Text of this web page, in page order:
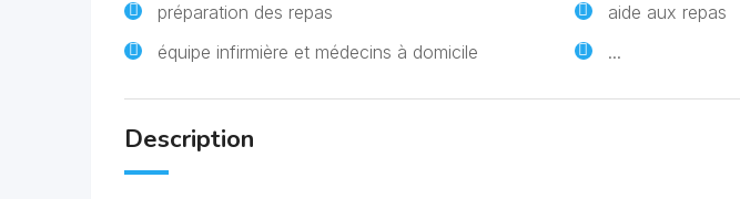
préparation des repas
aide aux repas
équipe infirmière et médecins à domicile
...
Description